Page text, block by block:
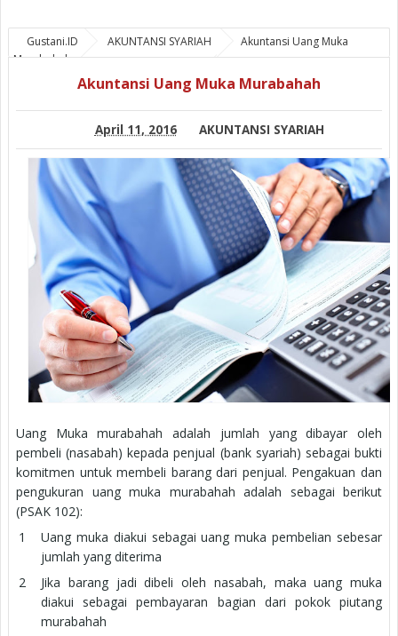
Gustani.ID AKUNTANSI SYARIAH
Akuntansi Uang Muka
Murabahah
Akuntansi Uang Muka Murabahah
April 11, 2016 AKUNTANSI SYARIAH
Uang Muka murabahah adalah jumlah yang dibayar oleh
pembeli (nasabah) kepada penjual (bank syariah) sebagai bukti
komitmen untuk membeli barang dari penjual. Pengakuan dan
pengukuran uang muka murabahah adalah sebagai berikut
(PSAK 102):
Uang muka diakui sebagai uang muka pembelian sebesar
jumlah yang diterima
Jika barang jadi dibeli oleh nasabah, maka uang muka
diakui sebagai pembayaran bagian dari pokok piutang
murabahah